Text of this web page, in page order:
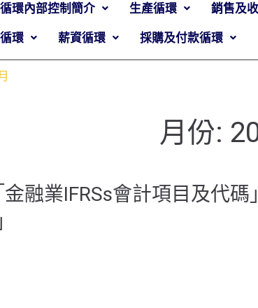
環內部控制簡介 生產循環 銷售及
環 薪資循環 採購及付款循環
月份:
融業IFRSs會計項目及代碼